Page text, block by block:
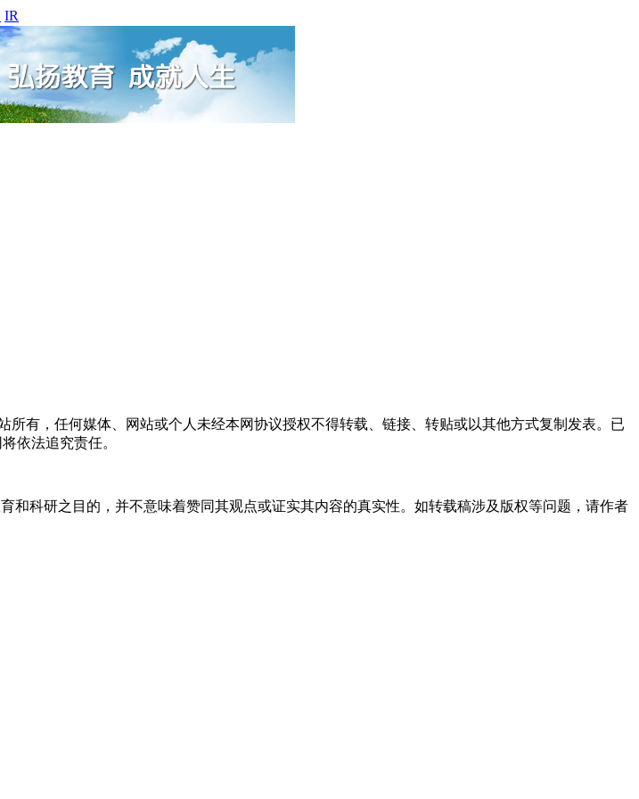
IR
有，任何媒体、网站或个人未经本网协议授权不得转载、链接、转贴或以其他方式复制发表。已
依法追究责任。
科研之目的，并不意味着赞同其观点或证实其内容的真实性。如转载稿涉及版权等问题，请作者